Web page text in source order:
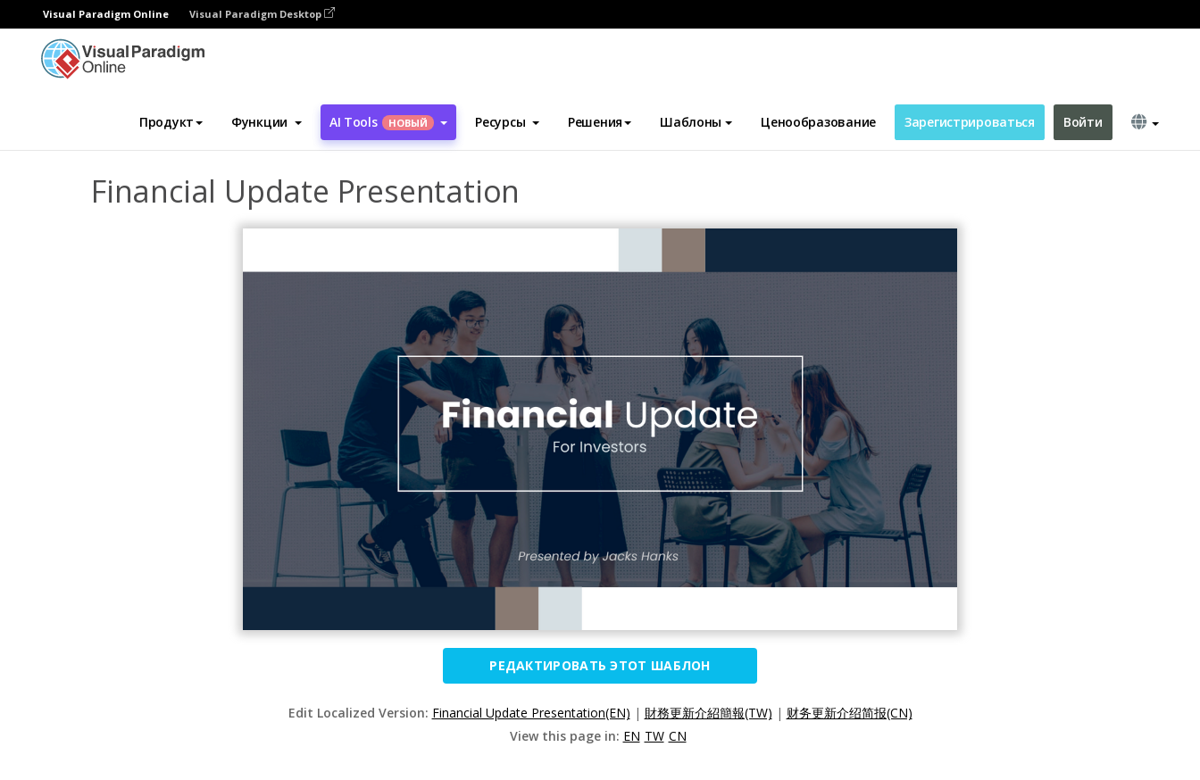
Visual Paradigm Online Visual Paradigm Desktop
Продукт Функции AI Tools НОВЫЙ Ресурсы Решения Шаблоны Ценообразование Зарегистрироваться Войти
Инструмент графического дизайна Шаблоны Презентации
Financial Update Presentation
РЕДАКТИРОВАТЬ ЭТОТ ШАБЛОН
Edit Localized Version: Financial Update Presentation(EN) | 財務更新介紹簡報(TW) | 财务更新介绍简报(CN)
View this page in: EN TW CN